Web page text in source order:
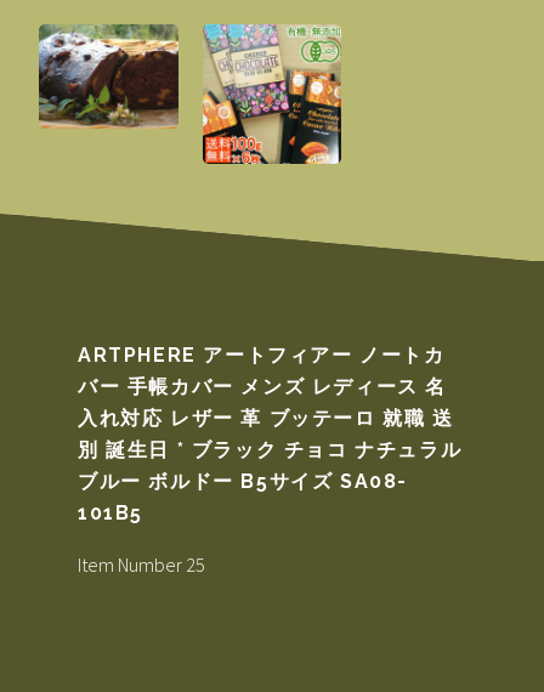
ARTPHERE アートフィアー ノートカ
バー 手帳カバー メンズ レディース 名
入れ対応 レザー 革 ブッテーロ 就職 送
別 誕生日 * ブラック チョコ ナチュラル
ブルー ボルドー B5サイズ SA08-
101B5
Item Number 25